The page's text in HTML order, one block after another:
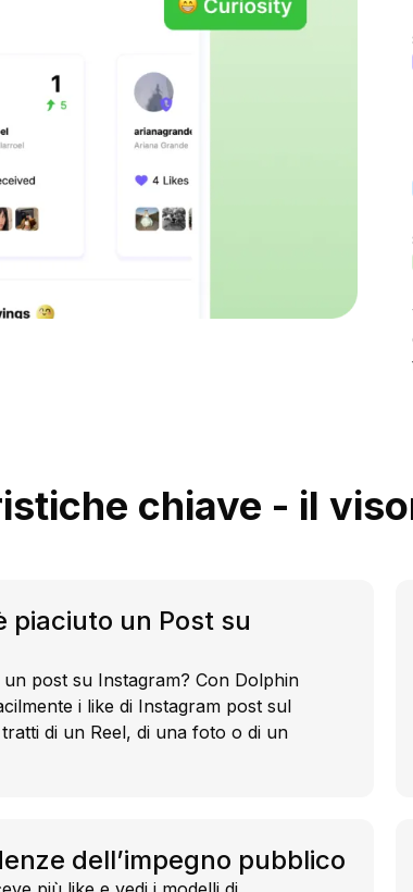
chiave - il
piaciuto un Post su
post su Instagram? Con Dolphin
i like di Instagram post sul
di un Reel, di una foto o di un
dell’impegno pubblico